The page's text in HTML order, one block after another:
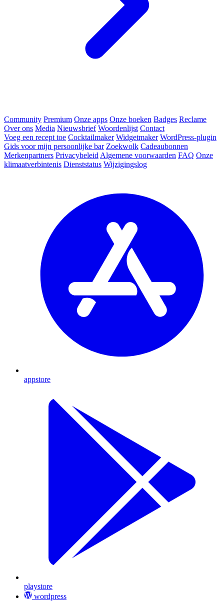
Community Premium Onze apps Onze boeken Badges Reclame
Over ons Media Nieuwsbrief Woordenlijst Contact
Voeg een recept toe Cocktailmaker Widgetmaker WordPress-plugin
Gids voor mijn persoonlijke bar Zoekwolk Cadeaubonnen
Merkenpartners Privacybeleid Algemene voorwaarden FAQ Onze
klimaatverbintenis Dienststatus Wijzigingslog
appstore
playstore
wordpress